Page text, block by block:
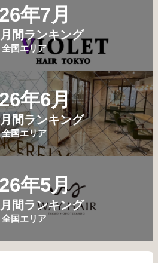
年7月
間ランキング
全国エリア
年6月
間ランキング
全国エリア
年5月
間ランキング
全国エリア